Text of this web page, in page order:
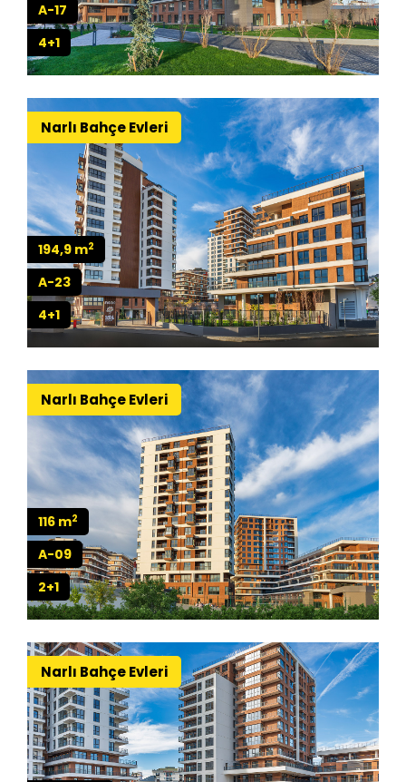
A-17
4+1
Narlı Bahçe Evleri
194,9 m2
A-23
4+1
Narlı Bahçe Evleri
116 m2
A-09
2+1
Narlı Bahçe Evleri